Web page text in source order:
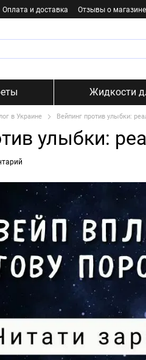
Оплата и доставка Отзывы о магазине
Жидкости
в Украине Вейпинг против улыбки:
улыбки: